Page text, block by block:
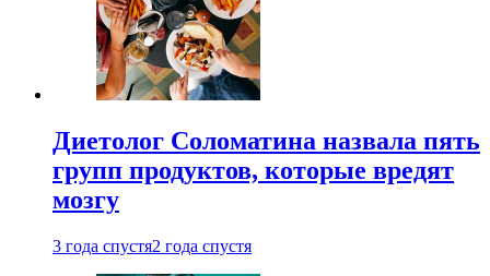
Диетолог Соломатина назвала пять
групп продуктов, которые вредят
мозгу
3 года спустя2 года спустя